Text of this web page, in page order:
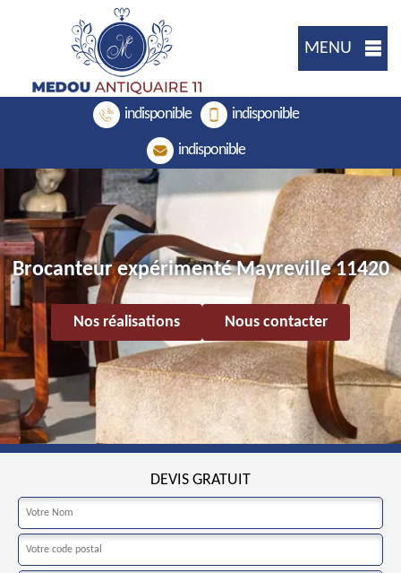
MENU
indisponible indisponible
indisponible
Brocanteur expérimenté Mayreville 11420
Nos réalisations Nous contacter
DEVIS GRATUIT